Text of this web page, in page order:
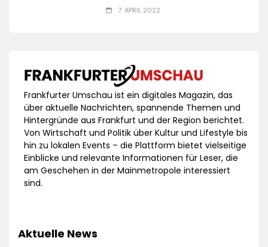
7. APRIL 2022
Frankfurter Umschau ist ein digitales Magazin, das
über aktuelle Nachrichten, spannende Themen und
Hintergründe aus Frankfurt und der Region berichtet.
Von Wirtschaft und Politik über Kultur und Lifestyle bis
hin zu lokalen Events – die Plattform bietet vielseitige
Einblicke und relevante Informationen für Leser, die
am Geschehen in der Mainmetropole interessiert
sind.
Aktuelle News